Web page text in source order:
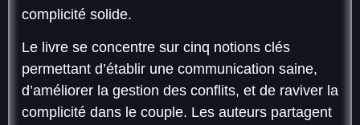
complicité solide.
Le livre se concentre sur cinq notions clés
permettant d’établir une communication saine,
d’améliorer la gestion des conflits, et de raviver la
complicité dans le couple. Les auteurs partagent